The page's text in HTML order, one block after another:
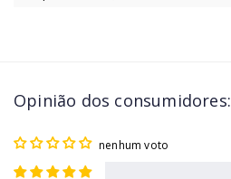
Opinião dos consumidores:
nenhum voto